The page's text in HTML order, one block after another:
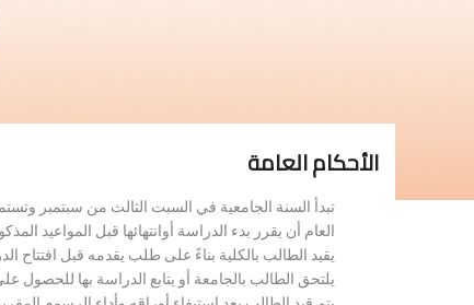
الأحكام العامة
تبدأ السنة الجامعية في السبت الثالث من سبتمبر
العام أن يقرر بدء الدراسة أوانتهائها قبل المواعيد
يقيد الطالب بالكلية بناءً على طلب يقدمه قبل افتتاح
يلتحق الطالب بالجامعة أو يتابع الدراسة بها